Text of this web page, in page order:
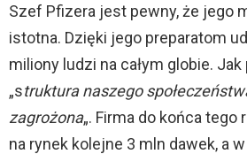
Szef Pfizera jest pewny, że jego
istotna. Dzięki jego preparatom
miliony ludzi na całym globie.
„struktura naszego
zagrożona„. Firma do końca
na rynek kolejne 3 mln dawek, a